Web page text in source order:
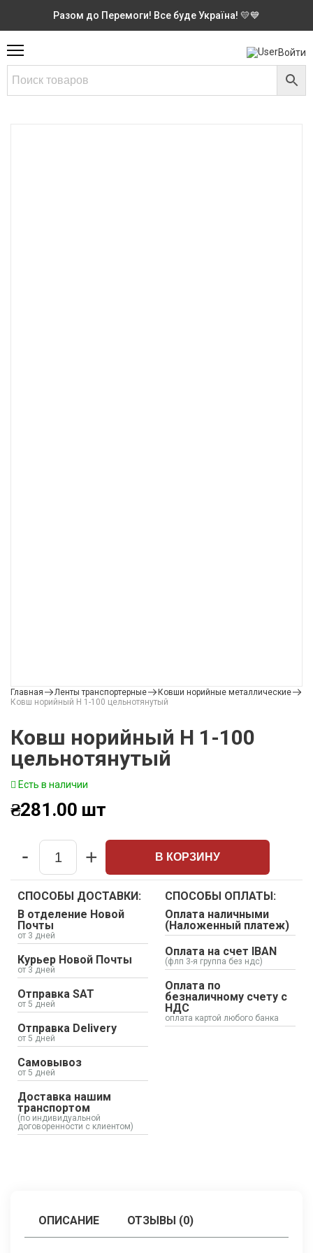
Разом до Перемоги! Все буде Україна! 💛💙
Войти
Главная Ленты транспортерные
Ковши норийные металлические
Ковш норийный Н 1-100 цельнотянутый
Ковш норийный Н 1-100
цельнотянутый
Есть в наличии
₴281.00 шт
Quantity
- + В КОРЗИНУ
СПОСОБЫ ДОСТАВКИ:
В отделение Новой
Почты
от 3 дней
Курьер Новой Почты
от 3 дней
Отправка SAT
от 5 дней
Отправка Delivery
от 5 дней
Самовывоз
от 5 дней
Доставка нашим
транспортом
(по индивидуальной
договоренности с клиентом)
СПОСОБЫ ОПЛАТЫ:
Оплата наличными
(Наложенный платеж)
Оплата на счет IBAN
(флп 3-я группа без ндс)
Оплата по
безналичному счету с
НДС
оплата картой любого банка
ОПИСАНИЕ ОТЗЫВЫ (0)